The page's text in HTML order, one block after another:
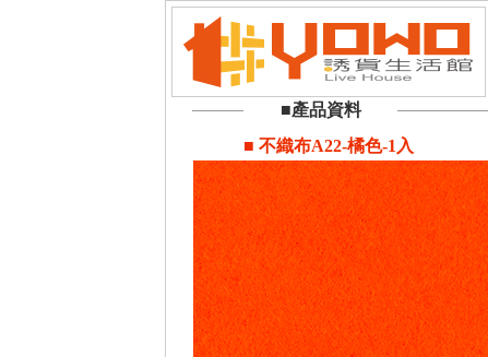
■產品資料
■ 不織布A22-橘色-1入